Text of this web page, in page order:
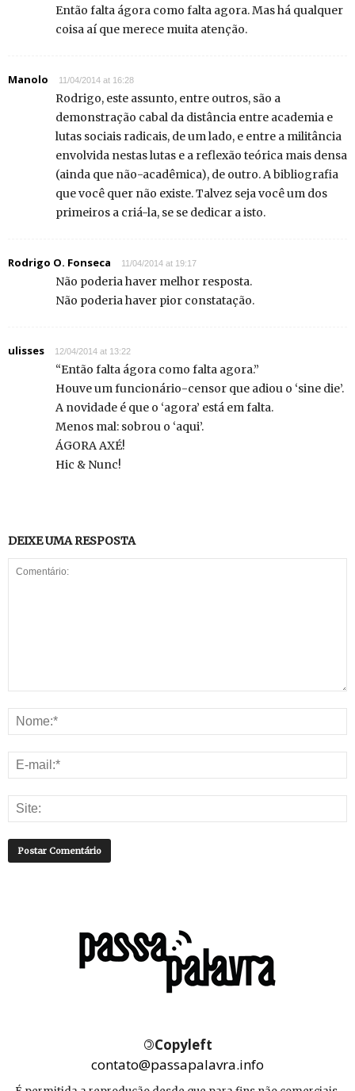
Então falta ágora como falta agora. Mas há qualquer
coisa aí que merece muita atenção.
Manolo 11/04/2014 at 16:28
Rodrigo, este assunto, entre outros, são a
demonstração cabal da distância entre academia e
lutas sociais radicais, de um lado, e entre a militância
envolvida nestas lutas e a reflexão teórica mais densa
(ainda que não-acadêmica), de outro. A bibliografia
que você quer não existe. Talvez seja você um dos
primeiros a criá-la, se se dedicar a isto.
Rodrigo O. Fonseca 11/04/2014 at 19:17
Não poderia haver melhor resposta.
Não poderia haver pior constatação.
ulisses 12/04/2014 at 13:22
“Então falta ágora como falta agora.”
Houve um funcionário-censor que adiou o ‘sine die’.
A novidade é que o ‘agora’ está em falta.
Menos mal: sobrou o ‘aqui’.
ÁGORA AXÉ!
Hic & Nunc!
DEIXE UMA RESPOSTA
©Copyleft
contato@passapalavra.info